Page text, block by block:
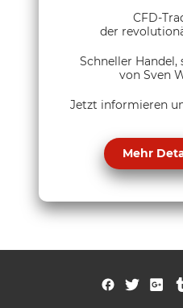
CFD-
der
Schneller Handel,
von Sven
Jetzt informieren
Mehr